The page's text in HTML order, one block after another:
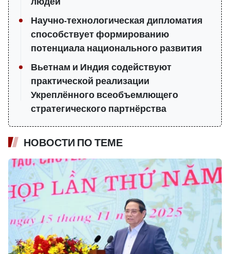
Научно-технологическая дипломатия
способствует формированию
потенциала национального развития
Вьетнам и Индия содействуют
практической реализации
Укреплённого всеобъемлющего
стратегического партнёрства
НОВОСТИ ПО ТЕМЕ